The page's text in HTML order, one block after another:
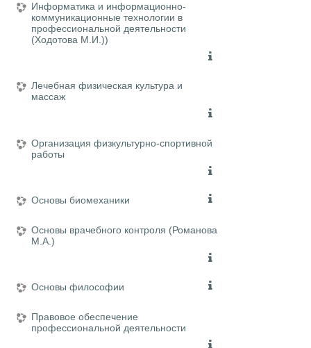
Информатика и информационно-
коммуникационные технологии в
профессиональной деятельности
(Ходотова М.И.))
Лечебная физическая культура и
массаж
Организация физкультурно-спортивной
работы
Основы биомеханики
Основы врачебного контроля (Романова
М.А.)
Основы философии
Правовое обеспечение
профессиональной деятельности